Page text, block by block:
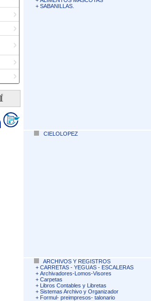
+ SABANILLAS.
CIELOLOPEZ
ARCHIVOS Y REGISTROS
+ CARRETAS - YEGUAS - ESCALERAS
+ Archivadores-Lomos-Visores
+ Carpetas
+ Libros Contables y Libretas
+ Sistemas Archivo y Organizador
+ Formul- preimpresos- talonario